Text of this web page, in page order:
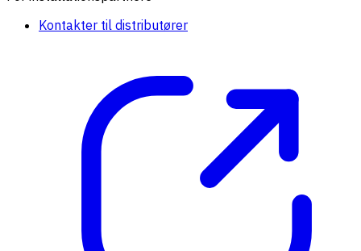
Kontakter til distributører